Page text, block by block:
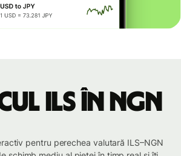
ILS în NGN
pentru perechea valutară ILS–NGN